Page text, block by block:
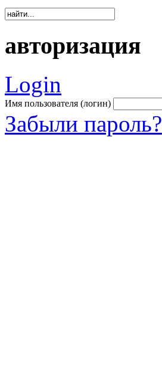
авторизация
Login
Имя пользователя (логин)
Забыли пароль?